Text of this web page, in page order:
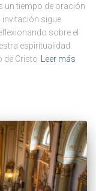
un tiempo de oración
invitación sigue
sobre el
espiritualidad.
de Cristo
Leer más